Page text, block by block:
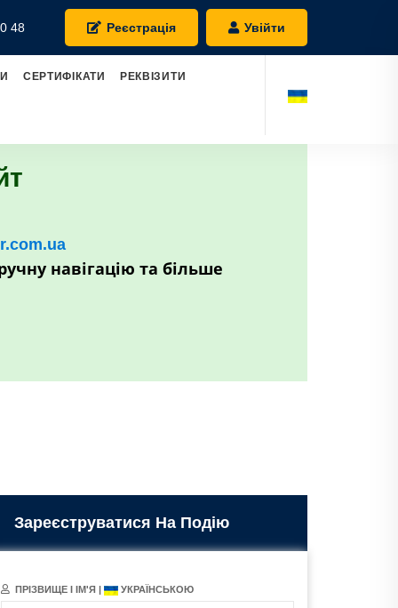
48 Реєстрація Увійти
СЕРТИФІКАТИ РЕКВІЗИТИ
навігацію та більше
Зареєструватися На Подію
ПРІЗВИЩЕ І ІМ'Я | УКРАЇНСЬКОЮ